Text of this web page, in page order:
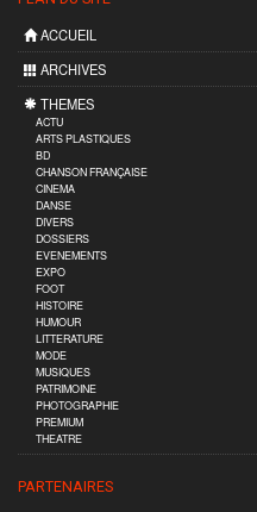
ACCUEIL
ARCHIVES
THEMES
ACTU
ARTS PLASTIQUES
BD
CHANSON FRANÇAISE
CINEMA
DANSE
DIVERS
DOSSIERS
EVENEMENTS
EXPO
FOOT
HISTOIRE
HUMOUR
LITTERATURE
MODE
MUSIQUES
PATRIMOINE
PHOTOGRAPHIE
PREMIUM
THEATRE
PARTENAIRES